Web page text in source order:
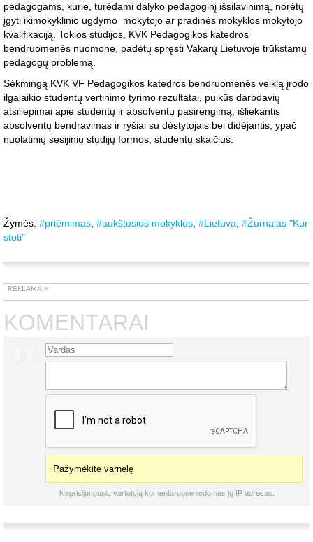
pedagogams, kurie, turėdami dalyko pedagoginį išsilavinimą, norėtų
įgyti ikimokyklinio ugdymo mokytojo ar pradinės mokyklos mokytojo
kvalifikaciją. Tokios studijos, KVK Pedagogikos katedros
bendruomenės nuomone, padėtų spręsti Vakarų Lietuvoje trūkstamų
pedagogų problemą.
Sėkmingą KVK VF Pedagogikos katedros bendruomenės veiklą įrodo
ilgalaikio studentų vertinimo tyrimo rezultatai, puikūs darbdavių
atsiliepimai apie studentų ir absolventų pasirengimą, išliekantis
absolventų bendravimas ir ryšiai su dėstytojais bei didėjantis, ypač
nuolatinių sesijinių studijų formos, studentų skaičius.
Žymės: #priėmimas, #aukštosios mokyklos, #Lietuva, #Žurnalas "Kur
stoti"
KOMENTARAI
Pažymėkite varnelę
Neprisijungusių vartotojų komentaruose rodomas jų IP adresas.